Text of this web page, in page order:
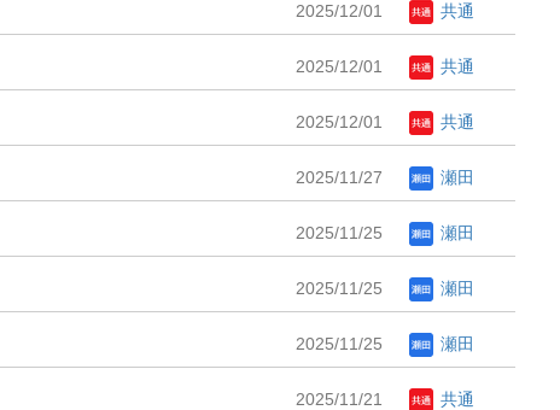
2025/12/01 共通
2025/12/01 共通
2025/12/01 共通
2025/11/27 瀬田
2025/11/25 瀬田
2025/11/25 瀬田
2025/11/25 瀬田
2025/11/21 共通